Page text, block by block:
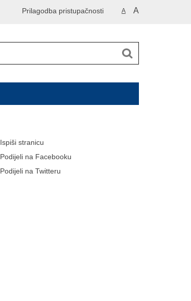
A A
Prilagodba pristupačnosti
Ispiši stranicu
Podijeli na Facebooku
Podijeli na Twitteru